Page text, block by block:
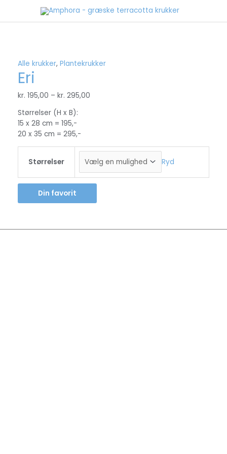
Alle krukker, Plantekrukker
Eri
kr. 195,00 – kr. 295,00
Størrelser (H x B):
15 x 28 cm = 195,-
20 x 35 cm = 295,-
Størrelser Ryd
Din favorit